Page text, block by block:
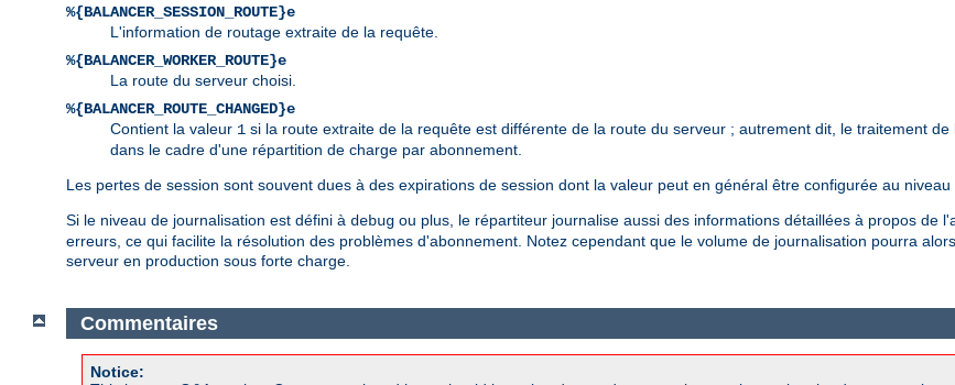
%{BALANCER_SESSION_ROUTE}e
L'information de routage extraite de la requête.
%{BALANCER_WORKER_ROUTE}e
La route du serveur choisi.
%{BALANCER_ROUTE_CHANGED}e
Contient la valeur 1 si la route extraite de la requête est différente de la route du serveur ; autrement dit, le traitement
dans le cadre d'une répartition de charge par abonnement.
Les pertes de session sont souvent dues à des expirations de session dont la valeur peut en général être configurée au niveau
Si le niveau de journalisation est défini à debug ou plus, le répartiteur journalise aussi des informations détaillées à propos de
erreurs, ce qui facilite la résolution des problèmes d'abonnement. Notez cependant que le volume de journalisation pourra
serveur en production sous forte charge.
Commentaires
Notice: